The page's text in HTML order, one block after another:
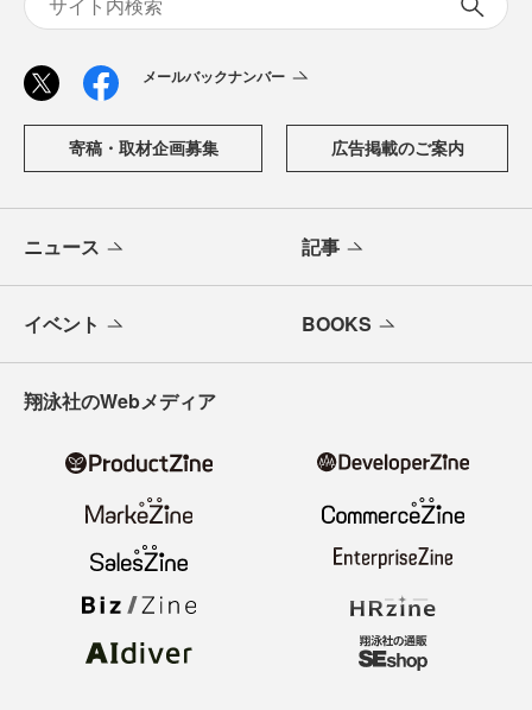
メールバックナンバー
寄稿・取材企画募集 広告掲載のご案内
ニュース 記事
イベント BOOKS
翔泳社のWebメディア